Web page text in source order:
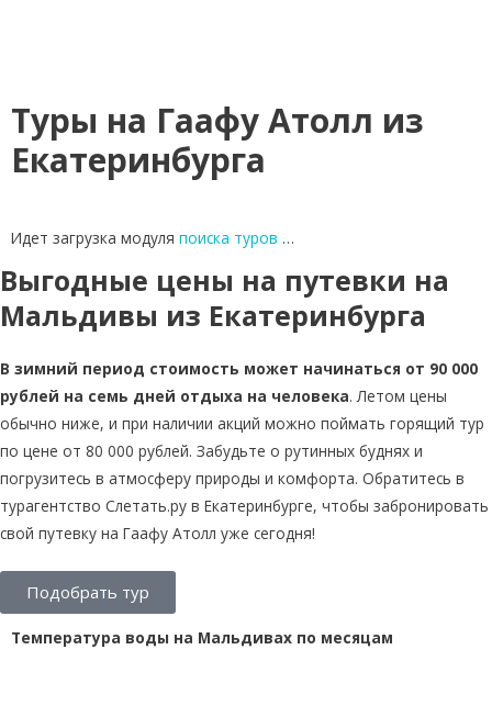
Туры на Гаафу Атолл из
Екатеринбурга
Идет загрузка модуля поиска туров …
Выгодные цены на путевки на
Мальдивы из Екатеринбурга
В зимний период стоимость может начинаться от 90 000
рублей на семь дней отдыха на человека. Летом цены
обычно ниже, и при наличии акций можно поймать горящий тур
по цене от 80 000 рублей. Забудьте о рутинных буднях и
погрузитесь в атмосферу природы и комфорта. Обратитесь в
турагентство Слетать.ру в Екатеринбурге, чтобы забронировать
свой путевку на Гаафу Атолл уже сегодня!
Подобрать тур
Температура воды на Мальдивах по месяцам